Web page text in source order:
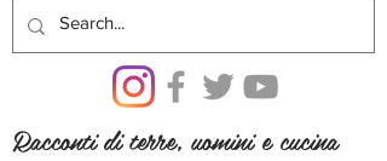
Racconti di terre, uomini e cucina